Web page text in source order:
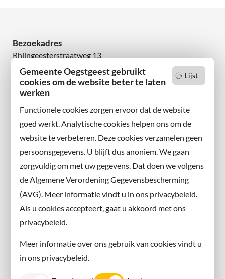
Lijst
Gemeente Oegstgeest gebruikt
cookies om de website beter te laten
werken
Functionele cookies zorgen ervoor dat de website
goed werkt. Analytische cookies helpen ons om de
website te verbeteren. Deze cookies verzamelen geen
persoonsgegevens. U blijft dus anoniem. We gaan
zorgvuldig om met uw gegevens. Dat doen we volgens
de Algemene Verordening Gegevensbescherming
(AVG). Meer informatie vindt u in ons privacybeleid.
Als u cookies accepteert, gaat u akkoord met ons
privacybeleid.
Meer informatie over ons gebruik van cookies vindt u
in ons privacybeleid.
Bezoekadres
Rhijngeesterstraatweg 13
2342 AN Oegstgeest
Wilt u niets missen?
en volg ons ook op sociale media.
Facebook
X
Instagram
Contact met de gemeente
Contact
Information in English